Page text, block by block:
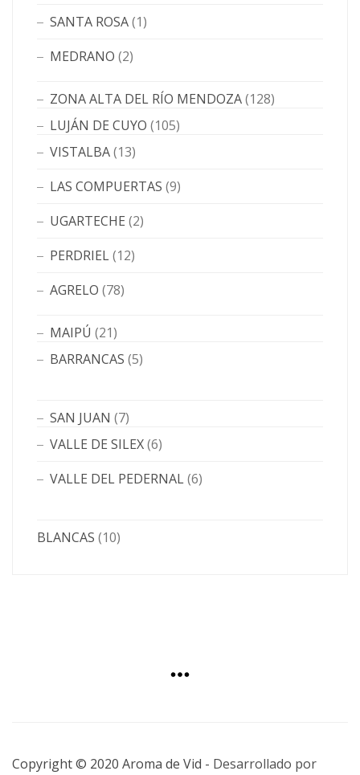
SANTA ROSA(1)
MEDRANO (2)
ZONA ALTA DEL RÍO MENDOZA(128)
LUJÁN DE CUYO (105)
VISTALBA(13)
LAS COMPUERTAS (9)
UGARTECHE (2)
PERDRIEL(12)
AGRELO (78)
MAIPÚ (21)
BARRANCAS (5)
SAN JUAN (7)
VALLE DE SILEX(6)
VALLE DEL PEDERNAL(6)
BLANCAS (10)
Copyright © 2020 Aroma de Vid - Desarrollado por